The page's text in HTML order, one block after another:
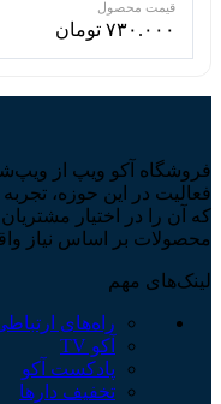
۷۳۰.۰۰۰ تومان
فروشگاه آکو ویپ از
فعالیت در این حوزه،
که آن را در اختیار
محصولات بر اساس نیاز
لینک‌های مهم
راه‌های
آکو TV
پادکست آکو
تخفیف دارها